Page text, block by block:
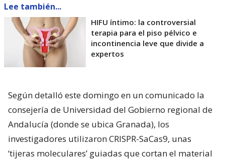
Lee también...
HIFU íntimo: la controversial
terapia para el piso pélvico e
incontinencia leve que divide a
expertos
Según detalló este domingo en un comunicado la
consejería de Universidad del Gobierno regional de
Andalucía (donde se ubica Granada), los
investigadores utilizaron CRISPR-SaCas9, unas
‘tijeras moleculares’ guiadas que cortan el material